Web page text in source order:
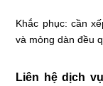
Khắc phục: cần
và mỏng dàn đều
Liên hệ dịch